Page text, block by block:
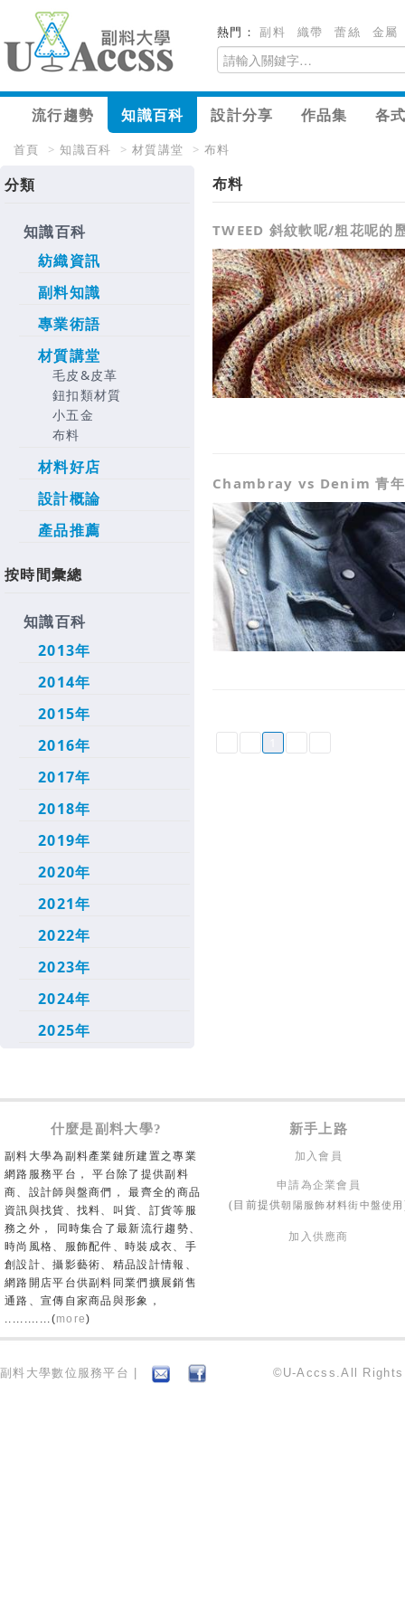
熱門：副料 織帶 蕾絲 金屬
流行趨勢 知識百科 設計分享 作品集 各
首頁 > 知識百科 > 材質講堂 > 布料
分類
知識百科
紡織資訊
副料知識
專業術語
材質講堂
毛皮&皮革
鈕扣類材質
小五金
布料
材料好店
設計概論
產品推薦
按時間彙總
知識百科
2013年
2014年
2015年
2016年
2017年
2018年
2019年
2020年
2021年
2022年
2023年
2024年
2025年
布料
TWEED 斜紋軟呢/粗花呢的
Chambray vs Denim 青年
什麼是副料大學? 新手上路
副料大學為副料產業鏈所建置之專業
網路服務平台， 平台除了提供副料
商、設計師與盤商們， 最齊全的商品
資訊與找貨、找料、叫貨、訂貨等服
務之外， 同時集合了最新流行趨勢、
時尚風格、服飾配件、時裝成衣、手
創設計、攝影藝術、精品設計情報、
網路開店平台供副料同業們擴展銷售
通路、宣傳自家商品與形象，
............(more)
加入會員
申請為企業會員
(目前提供朝陽服飾材料街中盤使用
加入供應商
副料大學數位服務平台 | ©U-Accss.All Rights